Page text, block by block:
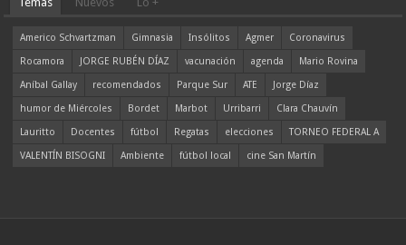
Americo Schvartzman Gimnasia Insólitos Agmer
Coronavirus
Rocamora
JORGE RUBÉN DÍAZ vacunación agenda
Mario Rovina
Aníbal Gallay
recomendados Parque Sur ATE
Jorge Díaz
humor de Miércoles
Bordet Marbot Urribarri
Clara Chauvín
Lauritto
Docentes fútbol Regatas elecciones
TORNEO FEDERAL A
VALENTÍN BISOGNI
Ambiente fútbol local cine San Martín